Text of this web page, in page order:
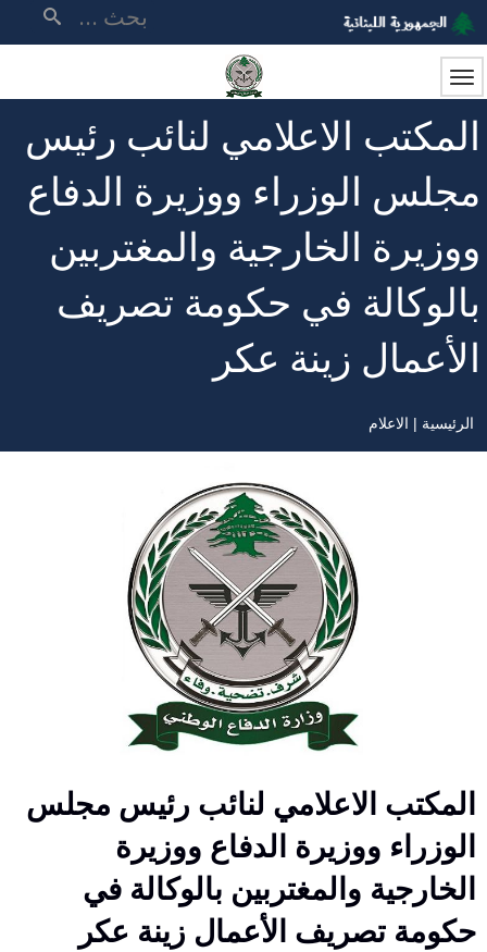
تجاوز
إلى
المحتوى
الرئيسي
المكتب الاعلامي لنائب رئيس
مجلس الوزراء ووزيرة الدفاع
ووزيرة الخارجية والمغتربين
بالوكالة في حكومة تصريف
الأعمال زينة عكر
مسار
الرئيسية الاعلام
المكتب الاعلامي لنائب رئيس مجلس
الوزراء ووزيرة الدفاع ووزيرة
الخارجية والمغتربين بالوكالة في
حكومة تصريف الأعمال زينة عكر